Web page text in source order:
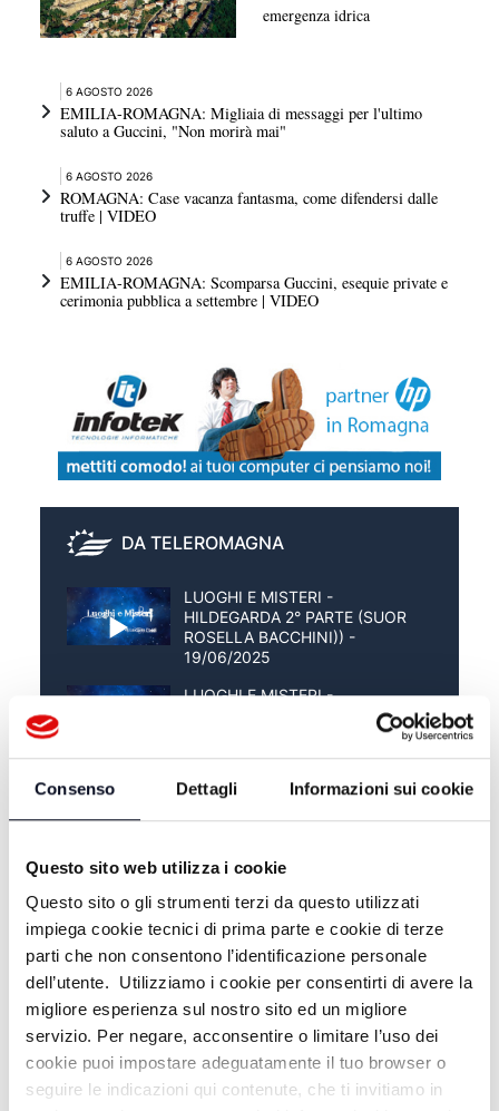
Consenso Dettagli Informazioni sui cookie
Questo sito web utilizza i cookie
Questo sito o gli strumenti terzi da questo utilizzati
impiega cookie tecnici di prima parte e cookie di terze
parti che non consentono l’identificazione personale
dell’utente. Utilizziamo i cookie per consentirti di avere la
migliore esperienza sul nostro sito ed un migliore
servizio. Per negare, acconsentire o limitare l’uso dei
cookie puoi impostare adeguatamente il tuo browser o
seguire le indicazioni qui contenute, che ti invitiamo in
emergenza idrica
6 AGOSTO 2026
EMILIA-ROMAGNA: Migliaia di messaggi per l'ultimo
saluto a Guccini, "Non morirà mai"
6 AGOSTO 2026
ROMAGNA: Case vacanza fantasma, come difendersi dalle
truffe | VIDEO
6 AGOSTO 2026
EMILIA-ROMAGNA: Scomparsa Guccini, esequie private e
cerimonia pubblica a settembre | VIDEO
DA TELEROMAGNA
LUOGHI E MISTERI -
HILDEGARDA 2° PARTE (SUOR
ROSELLA BACCHINI)) -
19/06/2025
LUOGHI E MISTERI -
HILDEGARDA 1° PARTE (SUOR
12/06/2025
LUOGHI E MISTERI -